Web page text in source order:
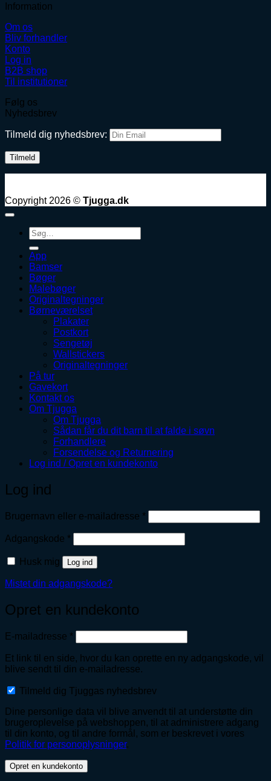
Information
Om os
Bliv forhandler
Konto
Log in
B2B shop
Til institutioner
Følg os
Nyhedsbrev
Tilmeld dig nyhedsbrev:
Copyright 2026 © Tjugga.dk
Søg
efter:
App
Bamser
Bøger
Malebøger
Originaltegninger
Børneværelset
Plakater
Postkort
Sengetøj
Wallstickers
Originaltegninger
På tur
Gavekort
Kontakt os
Om Tjugga
Om Tjugga
Sådan får du dit barn til at falde i søvn
Forhandlere
Forsendelse og Returnering
Log ind / Opret en kundekonto
Log ind
Brugernavn eller e-mailadresse *Påkrævet
Adgangskode *Påkrævet
Husk mig Log ind
Mistet din adgangskode?
Opret en kundekonto
E-mailadresse *Påkrævet
Et link til en side, hvor du kan oprette en ny adgangskode, vil
blive sendt til din e-mailadresse.
Tilmeld dig Tjuggas nyhedsbrev
Dine personlige data vil blive anvendt til at understøtte din
brugeroplevelse på webshoppen, til at administrere adgang
til din konto, og til andre formål, som er beskrevet i vores
Politik for personoplysninger.
Opret en kundekonto